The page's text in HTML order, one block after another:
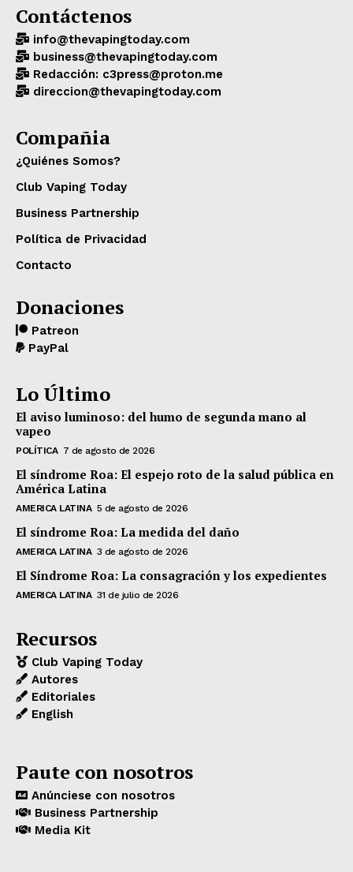
Contáctenos
info@thevapingtoday.com
business@thevapingtoday.com
Redacción: c3press@proton.me
direccion@thevapingtoday.com
Compañia
¿Quiénes Somos?
Club Vaping Today
Business Partnership
Política de Privacidad
Contacto
Donaciones
Patreon
PayPal
Lo Último
El aviso luminoso: del humo de segunda mano al
vapeo
POLÍTICA 7 de agosto de 2026
El síndrome Roa: El espejo roto de la salud pública en
América Latina
AMERICA LATINA 5 de agosto de 2026
El síndrome Roa: La medida del daño
AMERICA LATINA 3 de agosto de 2026
El Síndrome Roa: La consagración y los expedientes
AMERICA LATINA 31 de julio de 2026
Recursos
Club Vaping Today
Autores
Editoriales
English
Paute con nosotros
Anúnciese con nosotros
Business Partnership
Media Kit